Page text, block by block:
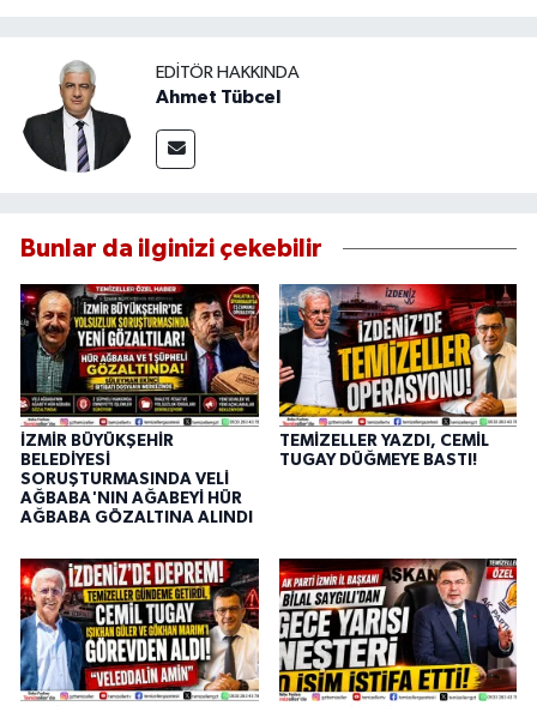
EDITÖR HAKKINDA
Ahmet Tübcel
Bunlar da ilginizi çekebilir
İZMİR BÜYÜKŞEHİR
BELEDİYESİ
SORUŞTURMASINDA VELİ
AĞBABA'NIN AĞABEYİ HÜR
AĞBABA GÖZALTINA ALINDI
TEMİZELLER YAZDI, CEMİL
TUGAY DÜĞMEYE BASTI!